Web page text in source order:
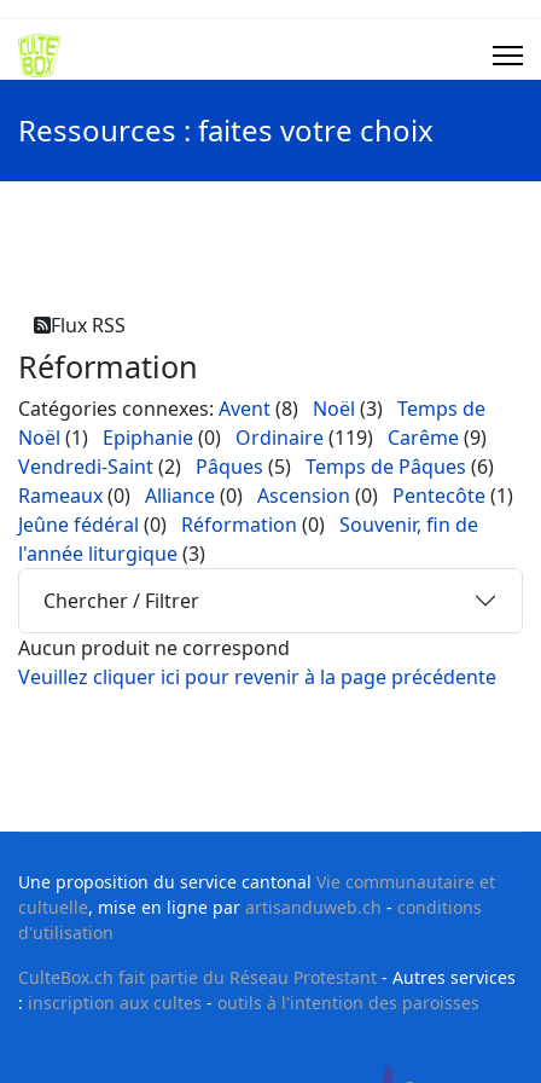
Ressources : faites votre choix
Flux RSS
Réformation
Catégories connexes: Avent(8) Noël (3) Temps de
Noël (1) Epiphanie(0) Ordinaire(119) Carême(9)
Vendredi-Saint(2) Pâques (5) Temps de Pâques (6)
Rameaux(0) Alliance(0) Ascension (0) Pentecôte(1)
Jeûne fédéral (0) Réformation (0) Souvenir, fin de
l'année liturgique(3)
Chercher / Filtrer
Aucun produit ne correspond
Veuillez cliquer ici pour revenir à la page précédente
Une proposition du service cantonal Vie communautaire et
cultuelle, mise en ligne par artisanduweb.ch - conditions
d'utilisation
CulteBox.ch fait partie du Réseau Protestant - Autres services
: inscription aux cultes - outils à l'intention des paroisses